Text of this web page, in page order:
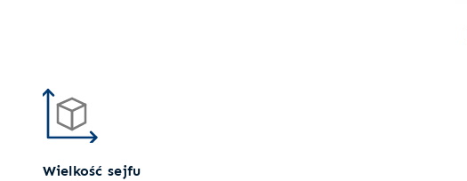
Wielkość sejfu